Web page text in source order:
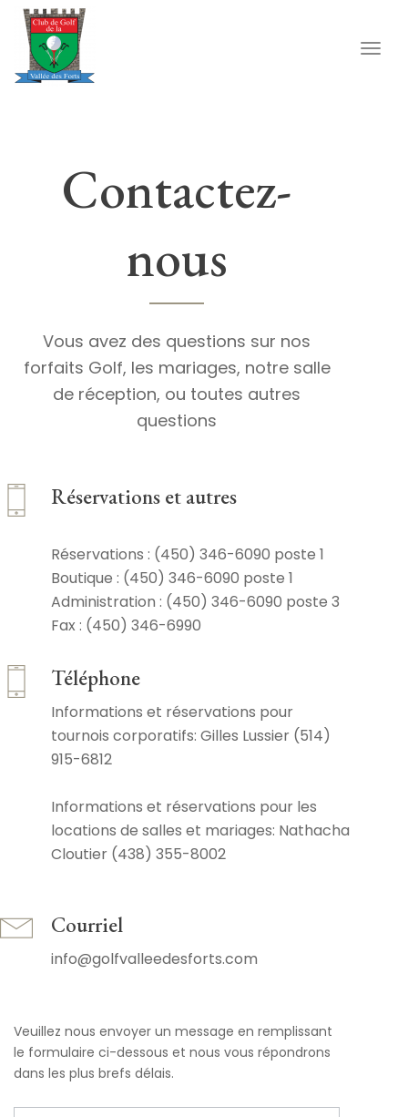
Contactez-
nous
Vous avez des questions sur nos
forfaits Golf, les mariages, notre salle
de réception, ou toutes autres
questions
Réservations et autres
Réservations : (450) 346-6090 poste 1
Boutique : (450) 346-6090 poste 1
Administration : (450) 346-6090 poste 3
Fax : (450) 346-6990
Téléphone
Informations et réservations pour
tournois corporatifs: Gilles Lussier (514)
915-6812
Informations et réservations pour les
locations de salles et mariages: Nathacha
Courriel
info@golfvalleedesforts.com
Veuillez nous envoyer un message en remplissant
le formulaire ci-dessous et nous vous répondrons
dans les plus brefs délais.